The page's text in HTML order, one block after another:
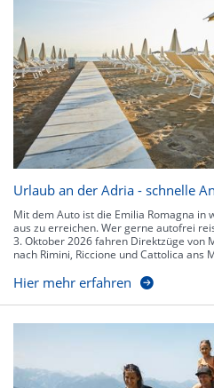
Urlaub an der Adria - schnelle
Mit dem Auto ist die Emilia Romagna in
aus zu erreichen. Wer gerne autofrei
3. Oktober 2026 fahren Direktzüge von
nach Rimini, Riccione und Cattolica ans
Hier mehr erfahren